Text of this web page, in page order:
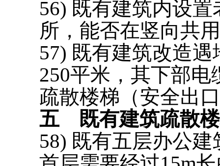
56) 既有建筑内设
所，能否在竖向共
57) 既有建筑改造
250平米，其下部
疏散楼梯（安全出
五
既有建筑疏散
58) 既有五层办公